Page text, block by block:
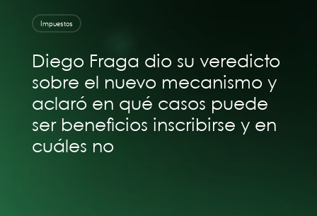
Impuestos
Diego Fraga dio su veredicto
sobre el nuevo mecanismo y
aclaró en qué casos puede
ser beneficios inscribirse y en
cuáles no